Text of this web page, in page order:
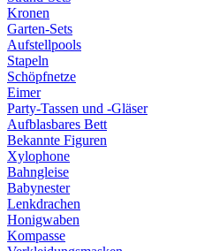
Kronen
Garten-Sets
Aufstellpools
Stapeln
Schöpfnetze
Eimer
Party-Tassen und -Gläser
Aufblasbares Bett
Bekannte Figuren
Xylophone
Bahngleise
Babynester
Lenkdrachen
Honigwaben
Kompasse